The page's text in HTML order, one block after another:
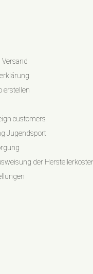
erstellen
customers
Jugendsport
der